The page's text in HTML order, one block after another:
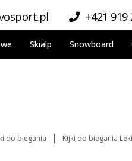
+421 919
Skialp Snowboard
do biegania Kijki do biegania